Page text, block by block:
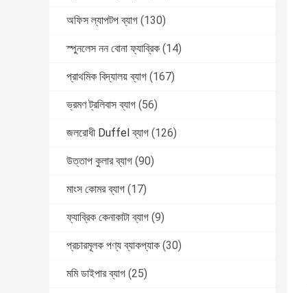
অফিস ল্যাপটপ ব্যাগ (130)
স্পুনলেস নন বোনা ফ্যাব্রিক (14)
প্রাথমিক বিদ্যালয় ব্যাগ (167)
ভ্রমণ ট্রলিবাস ব্যাগ (56)
জলরোধী Duffel ব্যাগ (126)
উত্তাপ কুলার ব্যাগ (90)
মাংস কোমর ব্যাগ (17)
ফ্যাব্রিক কেনাকাটা ব্যাগ (9)
প্রচারমূলক পণ্য ব্যাকপ্যাক (30)
মমি ডাইপার ব্যাগ (25)